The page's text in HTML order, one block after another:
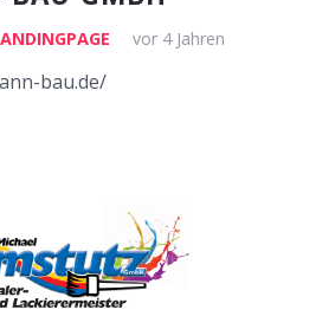
vor 4 Jahren
bau.de/